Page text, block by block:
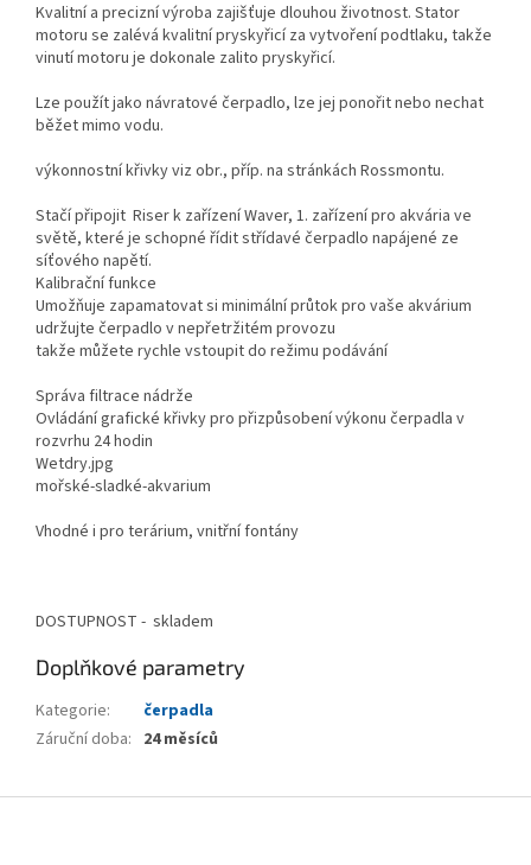
Kvalitní a precizní výroba zajišťuje dlouhou životnost. Stator
motoru se zalévá kvalitní pryskyřicí za vytvoření podtlaku, takže
vinutí motoru je dokonale zalito pryskyřicí.
Lze použít jako návratové čerpadlo, lze jej ponořit nebo nechat
běžet mimo vodu.
výkonnostní křivky viz obr., příp. na stránkách Rossmontu.
Stačí připojit Riser k zařízení Waver, 1. zařízení pro akvária ve
světě, které je schopné řídit střídavé čerpadlo napájené ze
síťového napětí.
Kalibrační funkce
Umožňuje zapamatovat si minimální průtok pro vaše akvárium
udržujte čerpadlo v nepřetržitém provozu
takže můžete rychle vstoupit do režimu podávání
Správa filtrace nádrže
Ovládání grafické křivky pro přizpůsobení výkonu čerpadla v
rozvrhu 24 hodin
Wetdry.jpg
mořské-sladké-akvarium
Vhodné i pro terárium, vnitřní fontány
DOSTUPNOST - skladem
Doplňkové parametry
Kategorie:
čerpadla
Záruční doba: 24 měsíců